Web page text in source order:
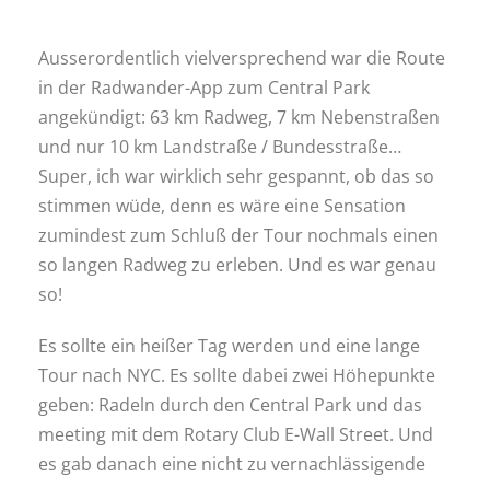
Ausserordentlich vielversprechend war die Route
in der Radwander-App zum Central Park
angekündigt: 63 km Radweg, 7 km Nebenstraßen
und nur 10 km Landstraße / Bundesstraße…
Super, ich war wirklich sehr gespannt, ob das so
stimmen wüde, denn es wäre eine Sensation
zumindest zum Schluß der Tour nochmals einen
so langen Radweg zu erleben. Und es war genau
so!
Es sollte ein heißer Tag werden und eine lange
Tour nach NYC. Es sollte dabei zwei Höhepunkte
geben: Radeln durch den Central Park und das
meeting mit dem Rotary Club E-Wall Street. Und
es gab danach eine nicht zu vernachlässigende